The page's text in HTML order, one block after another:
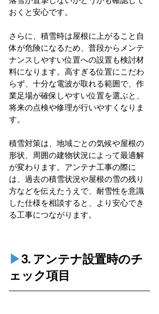
おくと安心です。
さらに、積雪時は屋根に上がること自
体が危険になるため、普段からメンテ
ナンスしやすい位置への設置も検討材
料になります。高すぎる位置にこだわ
らず、十分な電波が取れる範囲で、作
業足場が確保しやすい位置を選ぶと、
将来の点検や修理が行いやすくなりま
す。
積雪対策は、地域ごとの気候や屋根の
形状、周囲の建物状況によって最適解
が変わります。アンテナ工事の際に
は、過去の積雪状況や屋根の雪の残り
方などを伝えたうえで、耐雪性を意識
した仕様を相談すると、より安心でき
る工事につながります。
▶︎3. アンテナ設置時のチ
ェック項目